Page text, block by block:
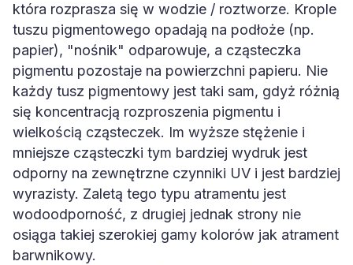
która rozprasza się w wodzie / roztworze. Krople
tuszu pigmentowego opadają na podłoże (np.
papier), "nośnik" odparowuje, a cząsteczka
pigmentu pozostaje na powierzchni papieru. Nie
każdy tusz pigmentowy jest taki sam, gdyż różnią
się koncentracją rozproszenia pigmentu i
wielkością cząsteczek. Im wyższe stężenie i
mniejsze cząsteczki tym bardziej wydruk jest
odporny na zewnętrzne czynniki UV i jest bardziej
wyrazisty. Zaletą tego typu atramentu jest
wodoodporność, z drugiej jednak strony nie
osiąga takiej szerokiej gamy kolorów jak atrament
barwnikowy.